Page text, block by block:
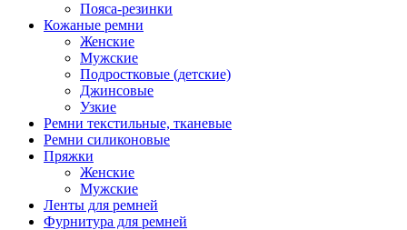
Пояса-резинки
Кожаные ремни
Женские
Мужские
Подростковые (детские)
Джинсовые
Узкие
Ремни текстильные, тканевые
Ремни силиконовые
Пряжки
Женские
Мужские
Ленты для ремней
Фурнитура для ремней